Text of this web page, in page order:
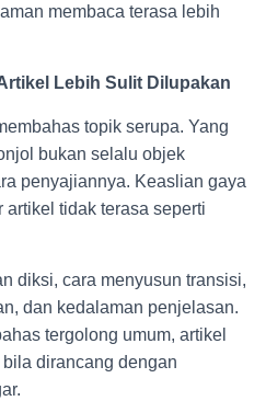
membaca terasa lebih
Lebih Sulit Dilupakan
topik serupa. Yang
bukan selalu objek
penyajiannya. Keaslian gaya
artikel tidak terasa seperti
diksi, cara menyusun transisi,
dan kedalaman penjelasan.
tergolong umum, artikel
dirancang dengan